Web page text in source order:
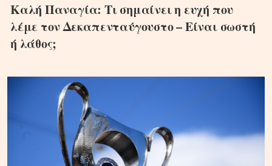
Καλή Παναγία: Τι σημαίνει η ευχή που
λέμε τον Δεκαπενταύγουστο – Είναι σωστή
ή λάθος;